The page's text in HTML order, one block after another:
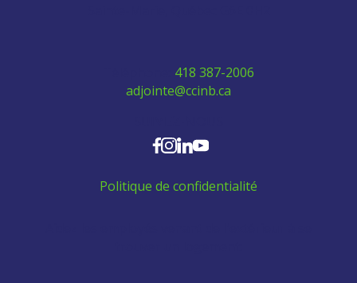
418 387-2006
adjointe@ccinb.ca
Politique de confidentialité